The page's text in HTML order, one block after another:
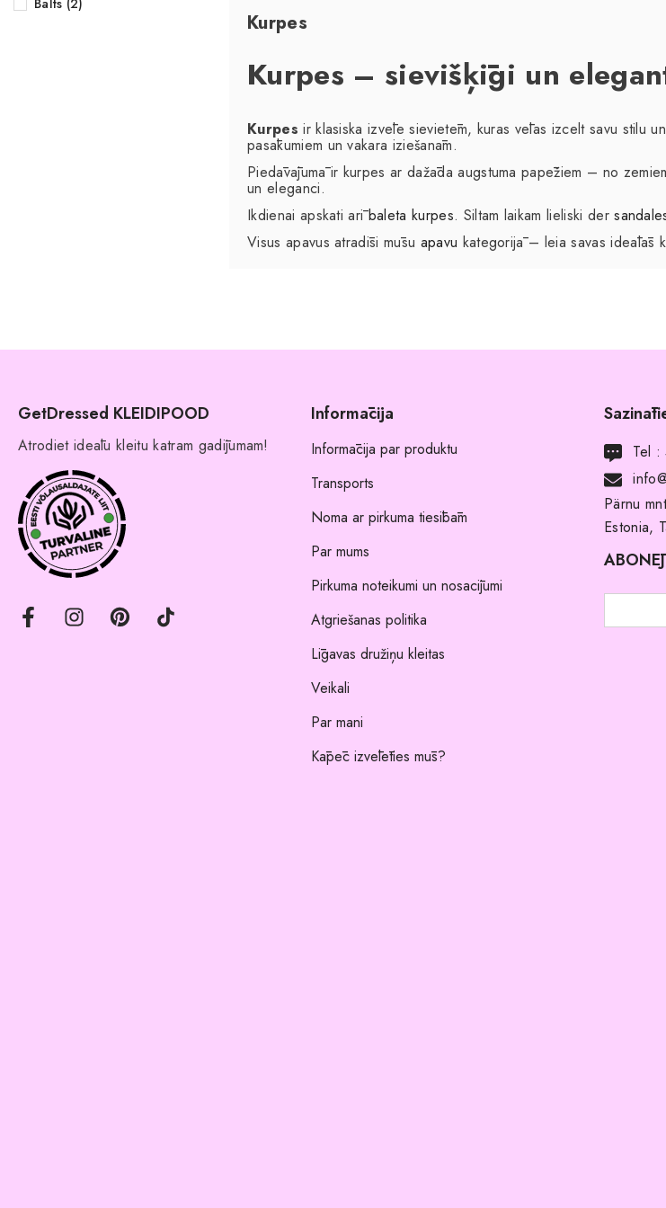
Kurpes
Kurpes – sievišķīgi un
Kurpes ir klasiska izvēle sievietēm, kuras vēlas izcelt savu stilu
pasākumiem un vakara iziešanām.
Piedāvājumā ir kurpes ar dažāda augstuma papēžiem – no
un eleganci.
Ikdienai apskati arībaleta kurpes. Siltam laikam lieliski der
Visus apavus atradīsi mūsu apavu kategorijā – leia savas ideālās
GetDressed KLEIDIPOOD
Atrodiet ideālu kleitu katram gadījumam!
Informācija
Informācija par produktu
Transports
Noma ar pirkuma tiesībām
Par mums
Pirkuma noteikumi un nosacījumi
Atgriešanas politika
Līgavas družiņu kleitas
Veikali
Par mani
Kāpēc izvēlēties mūs?
Tel :
Pärnu
Estonia,